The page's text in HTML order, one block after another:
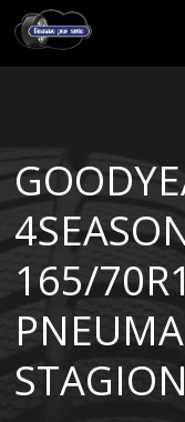
MISURE GOMME
BLOG
SHOP
165/